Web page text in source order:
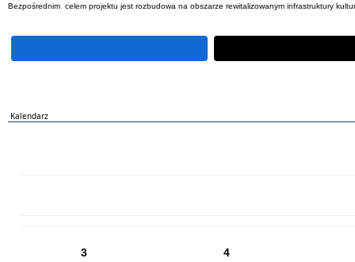
Bezpośrednim celem projektu jest rozbudowa na obszarze rewitalizowanym infrastruktury
Kalendarz
3
4